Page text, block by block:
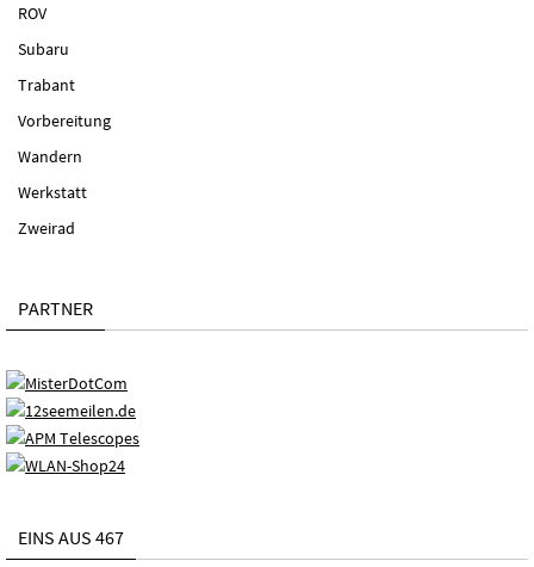
ROV
Subaru
Trabant
Vorbereitung
Wandern
Werkstatt
Zweirad
PARTNER
EINS AUS 467